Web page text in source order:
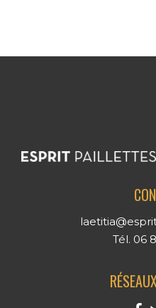
Tél. 06